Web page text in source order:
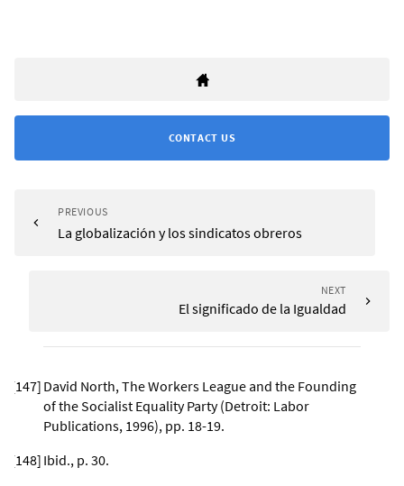
CONTACT US
PREVIOUS
La globalización y los sindicatos obreros
NEXT
El significado de la Igualdad
[147] David North, The Workers League and the Founding
of the Socialist Equality Party (Detroit: Labor
Publications, 1996), pp. 18-19.
[148] Ibid., p. 30.